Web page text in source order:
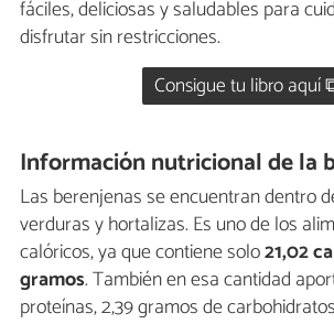
fáciles, deliciosas y saludables para
disfrutar sin restricciones.
Consigue tu libro aquí
Información nutricional de la
Las berenjenas se encuentran dentro
verduras y hortalizas. Es uno de los
calóricos, ya que contiene solo21,02
gramos. También en esa cantidad
proteínas, 2,39 gramos de